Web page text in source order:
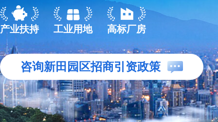
产业扶持 工业用地 高标厂房
咨询新田园区招商引资政策